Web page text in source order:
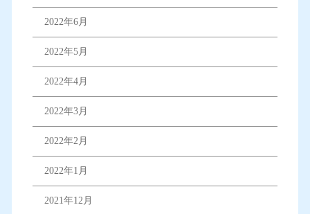
2022年6月
2022年5月
2022年4月
2022年3月
2022年2月
2022年1月
2021年12月